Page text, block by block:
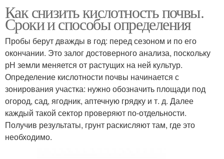
Как снизить кислотность почвы.
Сроки и способы определения
Пробы берут дважды в год: перед сезоном и по его
окончании. Это залог достоверного анализа, поскольку
рН земли меняется от растущих на ней культур.
Определение кислотности почвы начинается с
зонирования участка: нужно обозначить площади под
огород, сад, ягодник, аптечную грядку и т. д. Далее
каждый такой сектор проверяют по-отдельности.
Получив результаты, грунт раскисляют там, где это
необходимо.